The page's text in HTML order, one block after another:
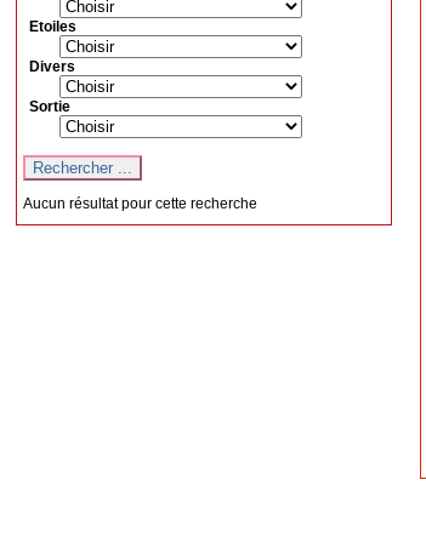
Etoiles
Divers
Sortie
Aucun résultat pour cette recherche